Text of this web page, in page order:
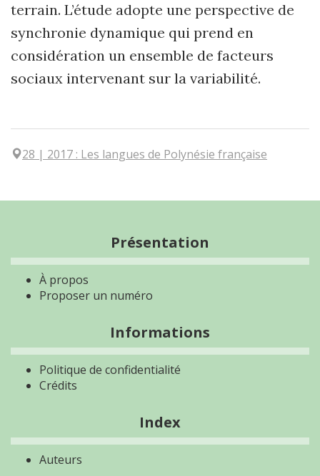
terrain. L’étude adopte une perspective de
synchronie dynamique qui prend en
considération un ensemble de facteurs
sociaux intervenant sur la variabilité.
28 | 2017 : Les langues de Polynésie française
Présentation
À propos
Proposer un numéro
Informations
Politique de confidentialité
Crédits
Index
Auteurs